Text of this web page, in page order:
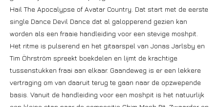
Hail The Apocalypse of Avatar Country. Dat start met de eerste
single Dance Devil Dance dat al galopperend gezien kan
worden als een fraaie handleiding voor een stevige moshpit.
Het ritme is pulserend en het gitaarspel van Jonas Jarlsby en
Tim Öhrström spreekt boekdelen en lijmt de krachtige
tussenstukken fraai aan elkaar. Gaandeweg is er een lekkere
vertraging om van daaruit terug te gaan naar de opzwepende
basis. Vanuit de handleiding voor een moshpit is het natuurlijk